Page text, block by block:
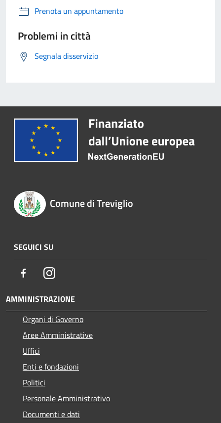
Prenota un appuntamento
Problemi in città
Segnala disservizio
Comune di Treviglio
SEGUICI SU
FacebookInstagram
AMMINISTRAZIONE
Organi di Governo
Aree Amministrative
Uffici
Enti e fondazioni
Politici
Personale Amministrativo
Documenti e dati